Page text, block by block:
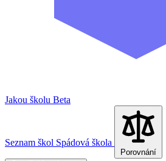
Jakou školu Beta
Seznam škol Spádová škola
Porovnání